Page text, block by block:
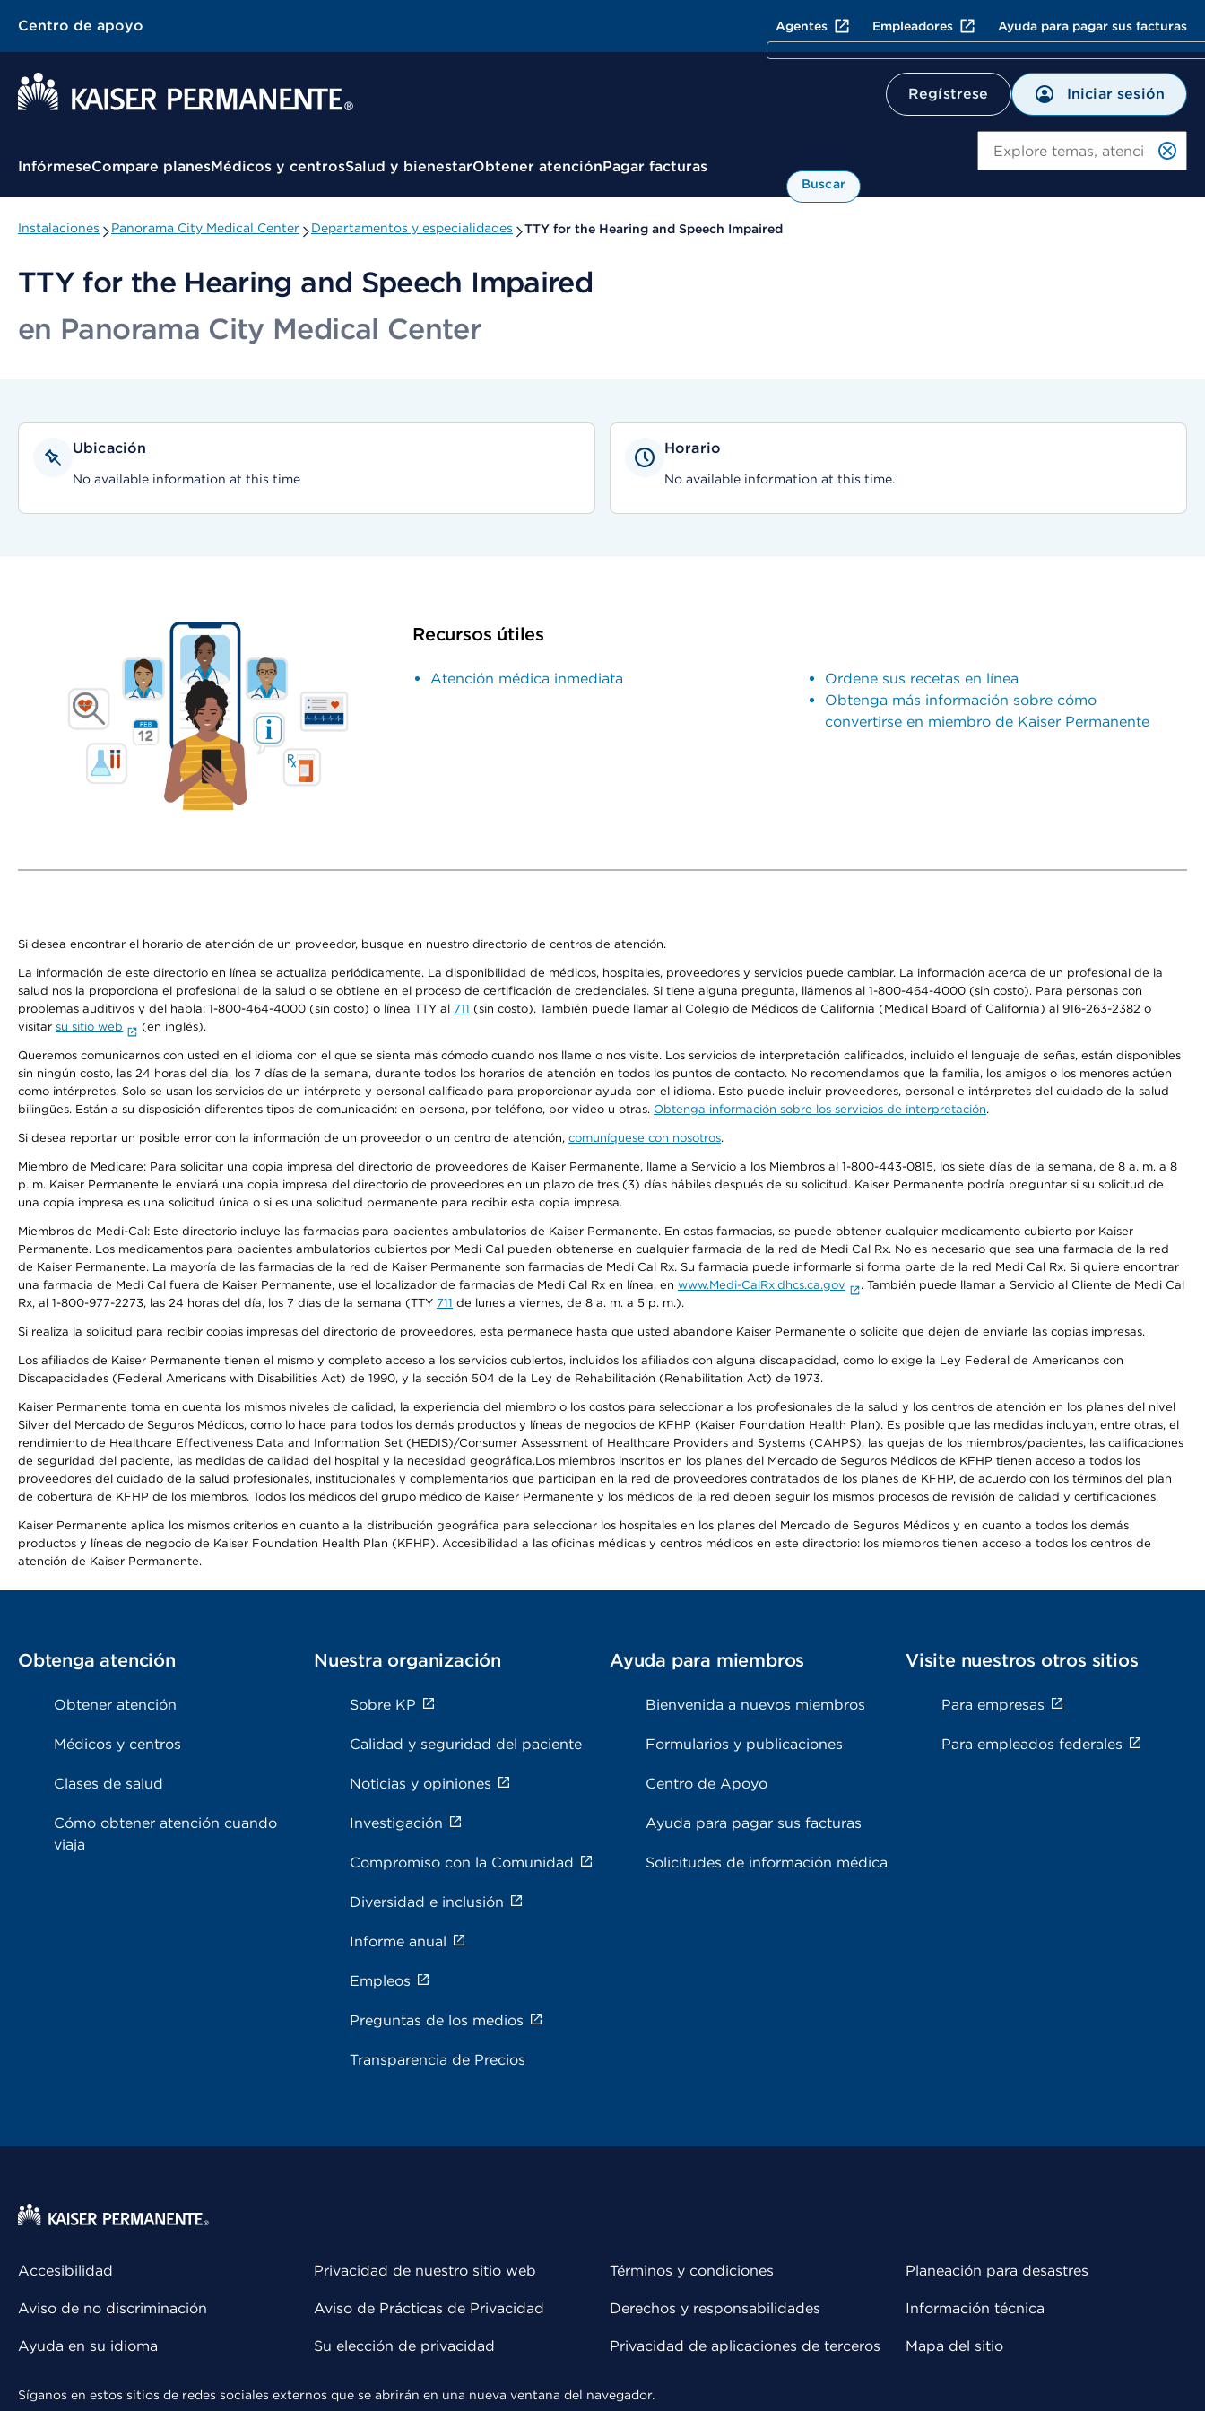
Centro de apoyo Agentes Empleadores Ayuda para pagar sus facturas
Regístrese Iniciar sesión
Menú contextual
InfórmeseCompare planesMédicos y centrosSalud y bienestarObtener atenciónPagar facturas
Buscar
Instalaciones Panorama City Medical Center Departamentos y especialidades TTY for the Hearing and Speech Impaired
TTY for the Hearing and Speech Impaired
en Panorama City Medical Center
Ubicación
No available information at this time
Horario
No available information at this time.
Recursos útiles
Atención médica inmediata
Ordene sus recetas en línea
Obtenga más información sobre cómo
convertirse en miembro de Kaiser Permanente
Si desea encontrar el horario de atención de un proveedor, busque en nuestro directorio de centros de atención.
La información de este directorio en línea se actualiza periódicamente. La disponibilidad de médicos, hospitales, proveedores y servicios puede cambiar. La información acerca de un profesional de la
salud nos la proporciona el profesional de la salud o se obtiene en el proceso de certificación de credenciales. Si tiene alguna pregunta, llámenos al 1-800-464-4000 (sin costo). Para personas con
problemas auditivos y del habla: 1-800-464-4000 (sin costo) o línea TTY al 711 (sin costo). También puede llamar al Colegio de Médicos de California (Medical Board of California) al 916-263-2382 o
visitar su sitio web (en inglés).
Queremos comunicarnos con usted en el idioma con el que se sienta más cómodo cuando nos llame o nos visite. Los servicios de interpretación calificados, incluido el lenguaje de señas, están disponibles
sin ningún costo, las 24 horas del día, los 7 días de la semana, durante todos los horarios de atención en todos los puntos de contacto. No recomendamos que la familia, los amigos o los menores actúen
como intérpretes. Solo se usan los servicios de un intérprete y personal calificado para proporcionar ayuda con el idioma. Esto puede incluir proveedores, personal e intérpretes del cuidado de la salud
bilingües. Están a su disposición diferentes tipos de comunicación: en persona, por teléfono, por video u otras. Obtenga información sobre los servicios de interpretación.
Si desea reportar un posible error con la información de un proveedor o un centro de atención, comuníquese con nosotros.
Miembro de Medicare: Para solicitar una copia impresa del directorio de proveedores de Kaiser Permanente, llame a Servicio a los Miembros al 1-800-443-0815, los siete días de la semana, de 8 a. m. a 8
p. m. Kaiser Permanente le enviará una copia impresa del directorio de proveedores en un plazo de tres (3) días hábiles después de su solicitud. Kaiser Permanente podría preguntar si su solicitud de
una copia impresa es una solicitud única o si es una solicitud permanente para recibir esta copia impresa.
Miembros de Medi-Cal: Este directorio incluye las farmacias para pacientes ambulatorios de Kaiser Permanente. En estas farmacias, se puede obtener cualquier medicamento cubierto por Kaiser
Permanente. Los medicamentos para pacientes ambulatorios cubiertos por Medi Cal pueden obtenerse en cualquier farmacia de la red de Medi Cal Rx. No es necesario que sea una farmacia de la red
de Kaiser Permanente. La mayoría de las farmacias de la red de Kaiser Permanente son farmacias de Medi Cal Rx. Su farmacia puede informarle si forma parte de la red Medi Cal Rx. Si quiere encontrar
una farmacia de Medi Cal fuera de Kaiser Permanente, use el localizador de farmacias de Medi Cal Rx en línea, en www.Medi-CalRx.dhcs.ca.gov
. También puede llamar a Servicio al Cliente de Medi Cal
Rx, al 1-800-977-2273, las 24 horas del día, los 7 días de la semana (TTY 711 de lunes a viernes, de 8 a. m. a 5 p. m.).
Si realiza la solicitud para recibir copias impresas del directorio de proveedores, esta permanece hasta que usted abandone Kaiser Permanente o solicite que dejen de enviarle las copias impresas.
Los afiliados de Kaiser Permanente tienen el mismo y completo acceso a los servicios cubiertos, incluidos los afiliados con alguna discapacidad, como lo exige la Ley Federal de Americanos con
Discapacidades (Federal Americans with Disabilities Act) de 1990, y la sección 504 de la Ley de Rehabilitación (Rehabilitation Act) de 1973.
Kaiser Permanente toma en cuenta los mismos niveles de calidad, la experiencia del miembro o los costos para seleccionar a los profesionales de la salud y los centros de atención en los planes del nivel
Silver del Mercado de Seguros Médicos, como lo hace para todos los demás productos y líneas de negocios de KFHP (Kaiser Foundation Health Plan). Es posible que las medidas incluyan, entre otras, el
rendimiento de Healthcare Effectiveness Data and Information Set (HEDIS)/Consumer Assessment of Healthcare Providers and Systems (CAHPS), las quejas de los miembros/pacientes, las calificaciones
de seguridad del paciente, las medidas de calidad del hospital y la necesidad geográfica.Los miembros inscritos en los planes del Mercado de Seguros Médicos de KFHP tienen acceso a todos los
proveedores del cuidado de la salud profesionales, institucionales y complementarios que participan en la red de proveedores contratados de los planes de KFHP, de acuerdo con los términos del plan
de cobertura de KFHP de los miembros. Todos los médicos del grupo médico de Kaiser Permanente y los médicos de la red deben seguir los mismos procesos de revisión de calidad y certificaciones.
Kaiser Permanente aplica los mismos criterios en cuanto a la distribución geográfica para seleccionar los hospitales en los planes del Mercado de Seguros Médicos y en cuanto a todos los demás
productos y líneas de negocio de Kaiser Foundation Health Plan (KFHP). Accesibilidad a las oficinas médicas y centros médicos en este directorio: los miembros tienen acceso a todos los centros de
atención de Kaiser Permanente.
Obtenga atención
Obtener atención
Médicos y centros
Clases de salud
Cómo obtener atención cuando
viaja
Nuestra organización
Sobre KP
Calidad y seguridad del paciente
Noticias y opiniones
Investigación
Compromiso con la Comunidad
Diversidad e inclusión
Informe anual
Empleos
Preguntas de los medios
Transparencia de Precios
Ayuda para miembros
Bienvenida a nuevos miembros
Formularios y publicaciones
Centro de Apoyo
Ayuda para pagar sus facturas
Solicitudes de información médica
Visite nuestros otros sitios
Para empresas
Para empleados federales
Accesibilidad
Aviso de no discriminación
Ayuda en su idioma
Privacidad de nuestro sitio web
Aviso de Prácticas de Privacidad
Su elección de privacidad
Términos y condiciones
Derechos y responsabilidades
Privacidad de aplicaciones de terceros
Planeación para desastres
Información técnica
Mapa del sitio
Síganos en estos sitios de redes sociales externos que se abrirán en una nueva ventana del navegador.